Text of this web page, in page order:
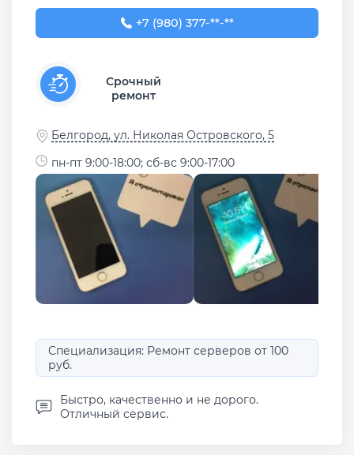
+7 (980) 377-77-77
+7 (980) 377-**-**
Срочный
ремонт
Белгород, ул. Николая Островского, 5
пн-пт 9:00-18:00; сб-вс 9:00-17:00
Специализация: Ремонт серверов от 100
руб.
Быстро, качественно и не дорого.
Отличный сервис.